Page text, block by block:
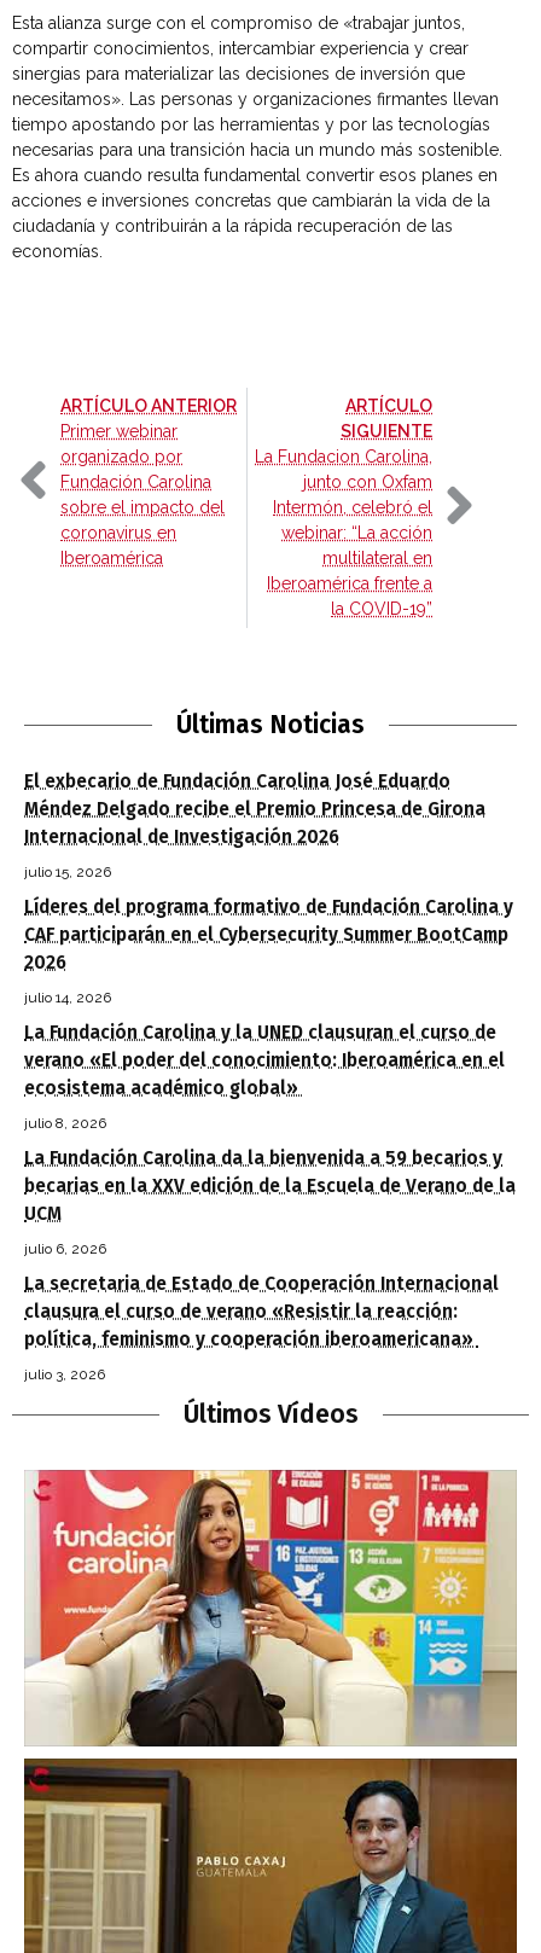
Esta alianza surge con el compromiso de «trabajar juntos,
compartir conocimientos, intercambiar experiencia y crear
sinergias para materializar las decisiones de inversión que
necesitamos». Las personas y organizaciones firmantes llevan
tiempo apostando por las herramientas y por las tecnologías
necesarias para una transición hacia un mundo más sostenible.
Es ahora cuando resulta fundamental convertir esos planes en
acciones e inversiones concretas que cambiarán la vida de la
ciudadanía y contribuirán a la rápida recuperación de las
economías.
ARTÍCULO ANTERIOR-
Primer webinar
organizado por
Fundación Carolina
sobre el impacto del
coronavirus en
Iberoamérica
ARTÍCULO
SIGUIENTE-
La Fundacion Carolina,
junto con Oxfam
Intermón, celebró el
webinar: “La acción
multilateral en
Iberoamérica frente a
la COVID-19”
Últimas Noticias
El exbecario de Fundación Carolina José Eduardo
Méndez Delgado recibe el Premio Princesa de Girona
Internacional de Investigación 2026
julio 15, 2026
Líderes del programa formativo de Fundación Carolina y
CAF participarán en el Cybersecurity Summer BootCamp
2026
julio 14, 2026
La Fundación Carolina y la UNED clausuran el curso de
verano «El poder del conocimiento: Iberoamérica en el
ecosistema académico global»
julio 8, 2026
La Fundación Carolina da la bienvenida a 59 becarios y
becarias en la XXV edición de la Escuela de Verano de la
UCM
julio 6, 2026
La secretaria de Estado de Cooperación Internacional
clausura el curso de verano «Resistir la reacción:
política, feminismo y cooperación iberoamericana»
julio 3, 2026
Últimos Vídeos